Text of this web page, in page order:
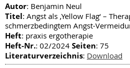
Autor: Benjamin Neul
Titel: Angst als ‚Yellow Flag‘ –
schmerzbedingtem Angst-
Heft: praxis ergotherapie
Heft-Nr.: 02/2024 Seiten: 75
Literaturverzeichnis: Download